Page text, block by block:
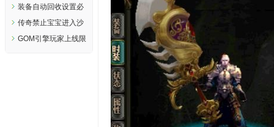
本.测试可用..
号封号低了.称号封号
高了调整方法..
装备自动回收设置必
须消费才能自动回收
简单教程...
传奇禁止宝宝进入沙
巴克皇宫和禁止皇宫
GOM引擎玩家上线限